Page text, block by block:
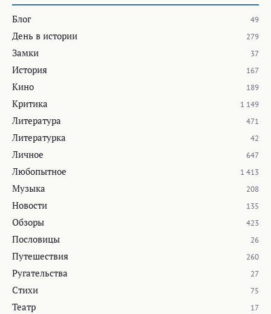
Блог 49
День в истории 279
Замки 37
История 167
Кино 189
Критика 1 149
Литература 471
Литературка 42
Личное 647
Любопытное 1 413
Музыка 208
Новости 135
Обзоры 423
Пословицы 26
Путешествия 260
Ругательства 27
Стихи 75
Театр 17